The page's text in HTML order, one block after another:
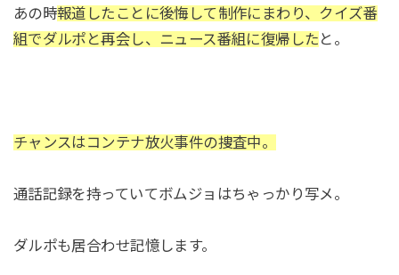
あの時報道したことに後悔して制作にまわり、クイズ番
組でダルポと再会し、ニュース番組に復帰した と。
チャンスはコンテナ放火事件の捜査中。
通話記録を持っていてボムジョはちゃっかり写メ。
ダルポも居合わせ記憶します。